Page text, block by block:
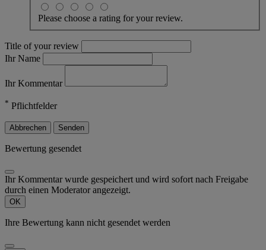
Please choose a rating for your review.
Title of your review
Ihr Name
Ihr Kommentar
* Pflichtfelder
Abbrechen Senden
Bewertung gesendet
Ihr Kommentar wurde gespeichert und wird sofort nach Freigabe
durch einen Moderator angezeigt.
OK
Ihre Bewertung kann nicht gesendet werden